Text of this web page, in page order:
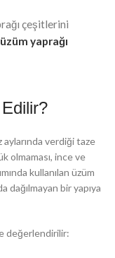
çeşitlerini
üzüm yaprağı
verdiği taze
olmaması, ince ve
kullanılan üzüm
dağılmayan bir yapıya
değerlendirilir: